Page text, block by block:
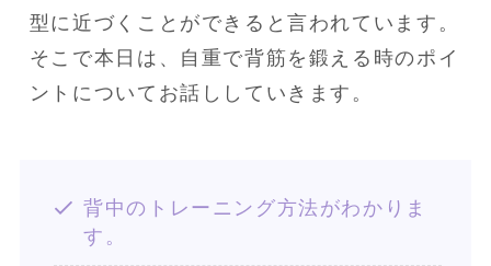
型に近づくことができると言われています。
そこで本日は、自重で背筋を鍛える時のポイ
ントについてお話ししていきます。
背中のトレーニング方法がわかりま
す。